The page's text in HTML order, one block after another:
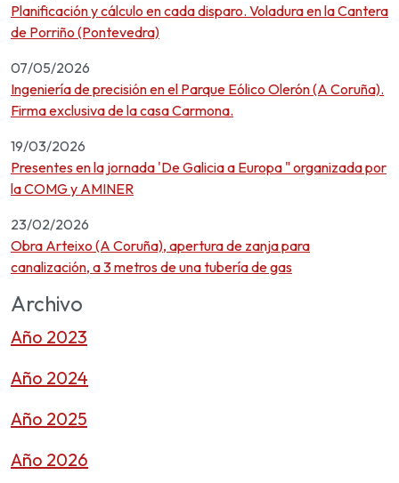
Planificación y cálculo en cada disparo. Voladura en la Cantera
de Porriño (Pontevedra)
07/05/2026
Ingeniería de precisión en el Parque Eólico Olerón (A Coruña).
Firma exclusiva de la casa Carmona.
19/03/2026
Presentes en la jornada 'De Galicia a Europa " organizada por
la COMG y AMINER
23/02/2026
Obra Arteixo (A Coruña), apertura de zanja para
canalización, a 3 metros de una tubería de gas
Archivo
Año 2023
Año 2024
Año 2025
Año 2026